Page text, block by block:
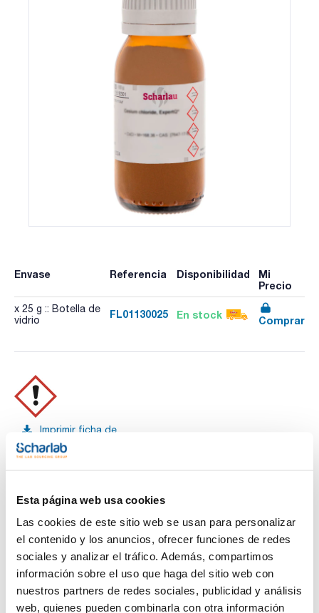
Esta página web usa cookies
Las cookies de este sitio web se usan para personalizar
el contenido y los anuncios, ofrecer funciones de redes
sociales y analizar el tráfico. Además, compartimos
información sobre el uso que haga del sitio web con
nuestros partners de redes sociales, publicidad y análisis
web, quienes pueden combinarla con otra información
Envase Referencia Disponibilidad
Mi
Precio
x 25 g :: Botella de
vidrio
FL01130025 En stock Comprar
Imprimir ficha de
producto
Características
[9H]xanten]-3-ona
- C20H12O5
- M = 332,31 g/mol
- EINECS-No.: 219-031-8
- Solub. en agua: (20 ºC): insoluble
- Punto de fusión: 320 ºC
- Palabra de advertencia-GHS: Atención
- Frases H-GHS : H319
- Frases P-GHS: P280 - P264 - P305+P351+P338 -
P337+P313
Ver más
Documentación técnica
TDS / Ficha técnica
COA